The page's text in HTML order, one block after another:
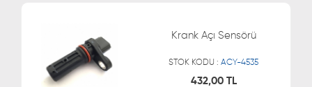
Krank Açı Sensörü
STOK KODU :ACY-4535
432,00 TL